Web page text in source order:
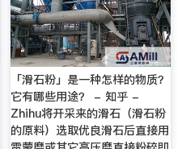
「滑石粉」是一种怎样的物质？
它有哪些用途？ - 知乎 -
Zhihu将开采来的滑石（滑石粉
的原料）选取优良滑石后直接用